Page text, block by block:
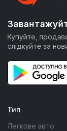
Купуйте,
слідкуйте за
Тип
Легкове авто